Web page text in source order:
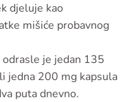
djeluje kao
mišiće probavnog
odrasle je jedan 135
jedna 200 mg kapsula
puta dnevno.